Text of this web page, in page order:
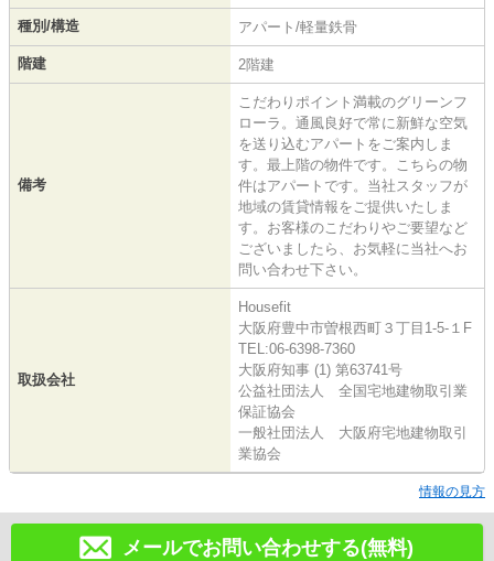
種別/構造 アパート/軽量鉄骨
階建 2階建
備考
こだわりポイント満載のグリーンフ
ローラ。通風良好で常に新鮮な空気
を送り込むアパートをご案内しま
す。最上階の物件です。こちらの物
件はアパートです。当社スタッフが
地域の賃貸情報をご提供いたしま
す。お客様のこだわりやご要望など
ございましたら、お気軽に当社へお
問い合わせ下さい。
取扱会社
Housefit
大阪府豊中市曽根西町３丁目1-5-１F
TEL:06-6398-7360
大阪府知事 (1) 第63741号
公益社団法人 全国宅地建物取引業
保証協会
一般社団法人 大阪府宅地建物取引
業協会
情報の見方
メールでお問い合わせする(無料)